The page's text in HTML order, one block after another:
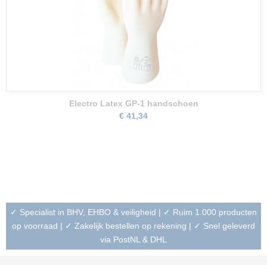
Electro Latex GP-1 handschoen
€ 41,34
✓ Specialist in BHV, EHBO & veiligheid | ✓ Ruim 1.000 producten
op voorraad | ✓ Zakelijk bestellen op rekening | ✓ Snel geleverd
via PostNL & DHL